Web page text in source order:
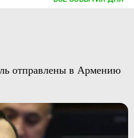
отправлены в Армению